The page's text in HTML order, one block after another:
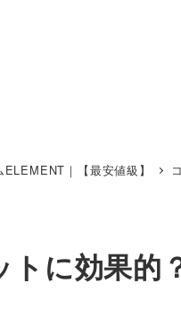
｜【最安値級】
に効果的